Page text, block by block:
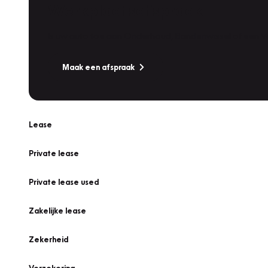
Maak een afspraak
Lease
Private lease
Private lease used
Zakelijke lease
Zekerheid